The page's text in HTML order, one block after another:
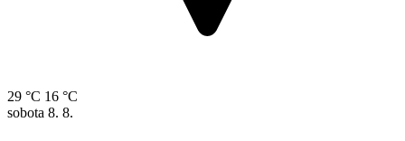
29 °C 16 °C
sobota 8. 8.